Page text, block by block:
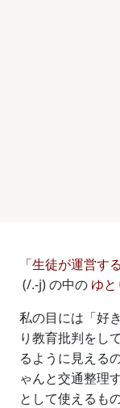
「生徒が運営す
(/.-j) の中の ゆ
私の目には「好
り教育批判をし
るように見える
ゃんと交通整理
として使えるも